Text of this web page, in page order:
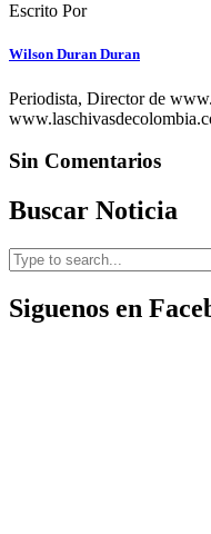
Escrito Por
Wilson Duran Duran
Periodista, Director de
Sin Comentarios
Buscar Noticia
Siguenos en